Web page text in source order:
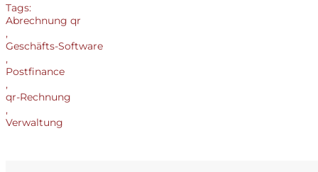
Tags:
Abrechnung qr
,
Geschäfts-Software
,
Postfinance
,
qr-Rechnung
,
Verwaltung